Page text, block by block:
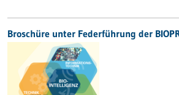
Broschüre unter Federführung der